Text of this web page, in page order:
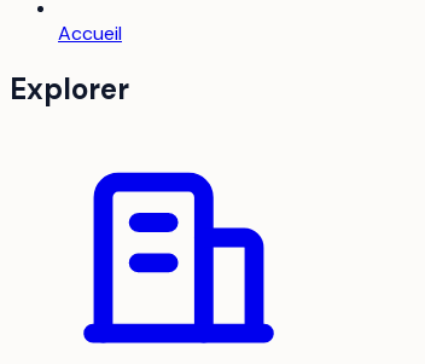
Accueil
Explorer